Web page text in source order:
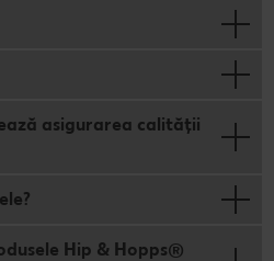
asigurarea calității
Hip & Hopps®